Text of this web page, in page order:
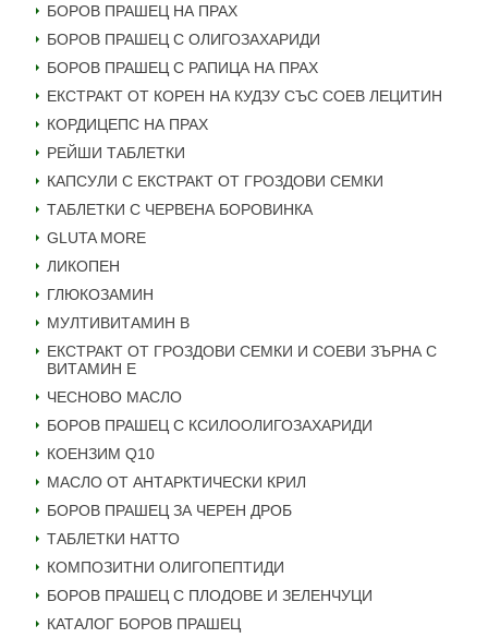
БОРОВ ПРАШЕЦ НА ПРАХ
БОРОВ ПРАШЕЦ С ОЛИГОЗАХАРИДИ
БОРОВ ПРАШЕЦ С РАПИЦА НА ПРАХ
ЕКСТРАКТ ОТ КОРЕН НА КУДЗУ СЪС СОЕВ ЛЕЦИТИН
КОРДИЦЕПС НА ПРАХ
РЕЙШИ ТАБЛЕТКИ
КАПСУЛИ С ЕКСТРАКТ ОТ ГРОЗДОВИ СЕМКИ
ТАБЛЕТКИ С ЧЕРВЕНА БОРОВИНКА
GLUTA MORE
ЛИКОПЕН
ГЛЮКОЗАМИН
МУЛТИВИТАМИН B
ЕКСТРАКТ ОТ ГРОЗДОВИ СЕМКИ И СОЕВИ ЗЪРНА С
ВИТАМИН Е
ЧЕСНОВО МАСЛО
БОРОВ ПРАШЕЦ С КСИЛООЛИГОЗАХАРИДИ
КОЕНЗИМ Q10
МАСЛО ОТ АНТАРКТИЧЕСКИ КРИЛ
БОРОВ ПРАШЕЦ ЗА ЧЕРЕН ДРОБ
ТАБЛЕТКИ НАТТО
КОМПОЗИТНИ ОЛИГОПЕПТИДИ
БОРОВ ПРАШЕЦ С ПЛОДОВЕ И ЗЕЛЕНЧУЦИ
КАТАЛОГ БОРОВ ПРАШЕЦ